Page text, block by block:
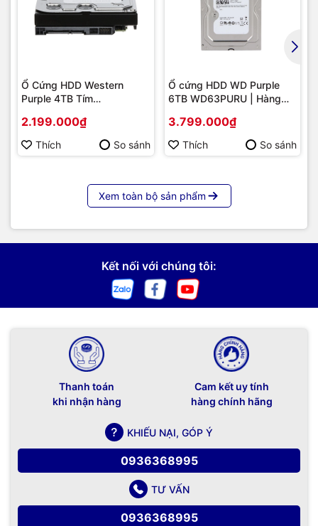
Ổ Cứng HDD Western
Purple 4TB Tím
SATA3 CHÍNH HÃNG |
Hàng chính hãng
2.199.000₫
Thích So sánh
Ổ cứng HDD WD Purple
6TB WD63PURU | Hàng
3.799.000₫
Thích So sánh
Xem toàn bộ sản phẩm
Kết nối với chúng tôi:
Thanh toán
khi nhận hàng
Cam kết uy tính
hàng chính hãng
KHIẾU NẠI, GÓP Ý
0936368995
TƯ VẤN
0936368995